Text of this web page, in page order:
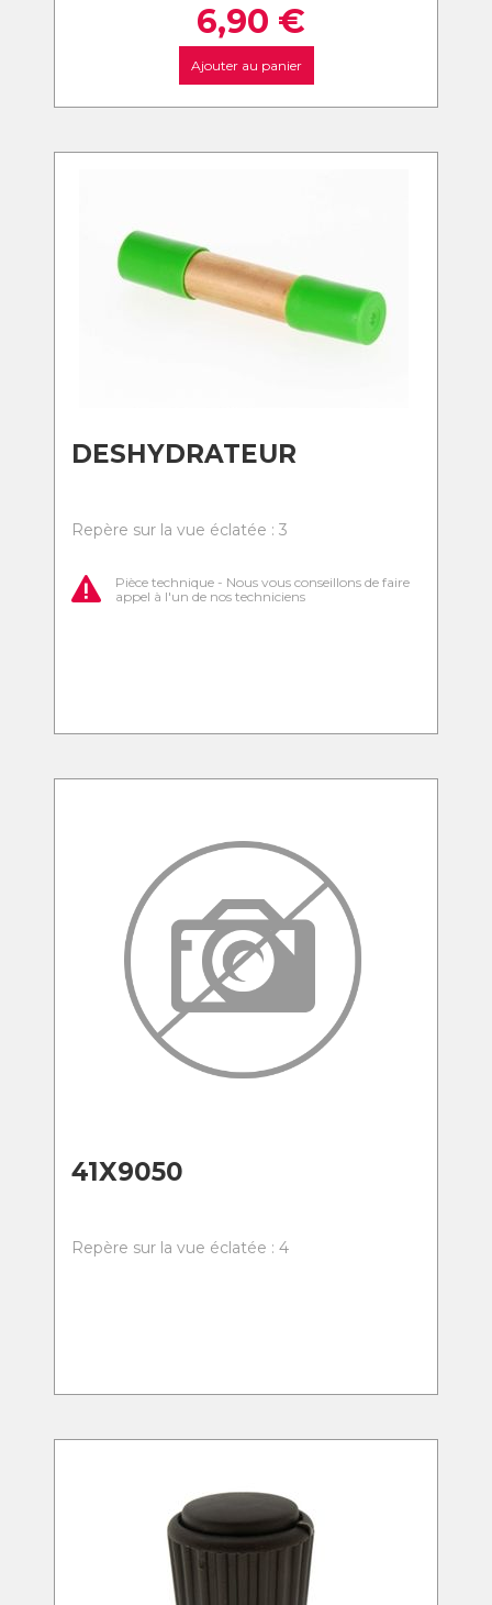
6,90 €
Ajouter au panier
DESHYDRATEUR
Repère sur la vue éclatée : 3
Pièce technique - Nous vous conseillons de faire
appel à l'un de nos techniciens
41X9050
Repère sur la vue éclatée : 4